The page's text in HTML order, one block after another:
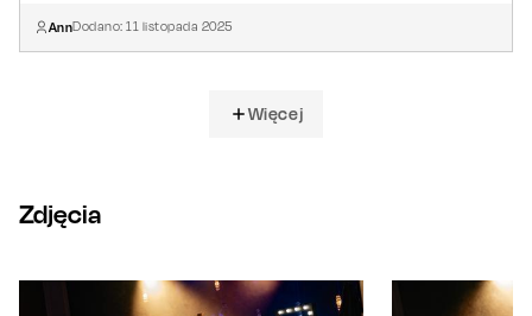
AnnDodano:11 listopada 2025
Więcej
Zdjęcia